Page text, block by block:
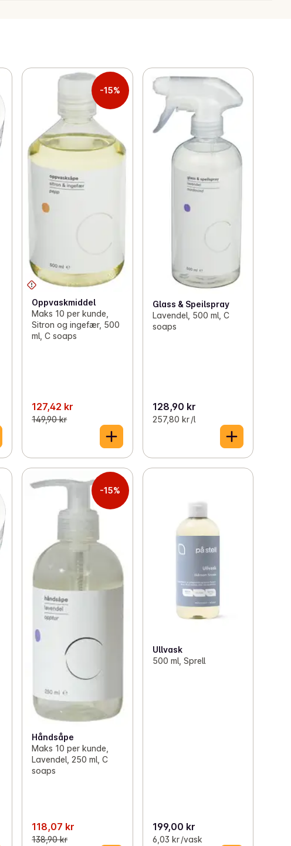
-15%
Oppvaskmiddel
Maks 10 per kunde,
Sitron og ingefær, 500
ml, C soaps
127,42 kr
149,90 kr
Glass & Speilspray
Lavendel, 500 ml, C
soaps
128,90 kr
257,80 kr /l
-15%
Håndsåpe
Maks 10 per kunde,
Lavendel, 250 ml, C
soaps
118,07 kr
138,90 kr
Ullvask
500 ml, Sprell
199,00 kr
6,03 kr /vask